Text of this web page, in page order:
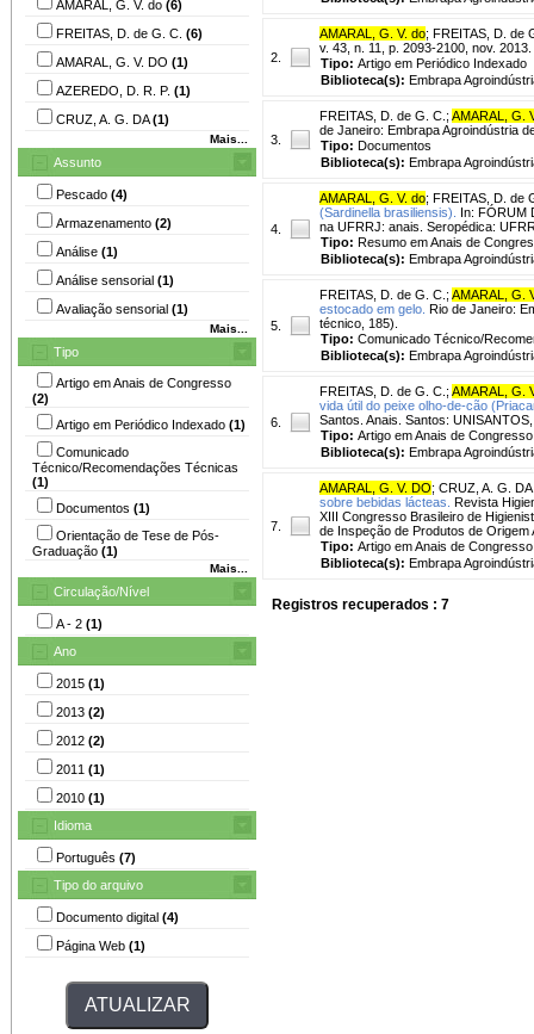
AMARAL, G. V. do (6)
FREITAS, D. de G. C. (6)
AMARAL, G. V. DO (1)
AZEREDO, D. R. P. (1)
CRUZ, A. G. DA(1)
Mais...
Assunto
Pescado (4)
Armazenamento (2)
Análise (1)
Análise sensorial (1)
Avaliação sensorial (1)
Mais...
Tipo
Artigo em Anais de Congresso
(2)
Artigo em Periódico Indexado (1)
Comunicado
Técnico/Recomendações Técnicas
(1)
Documentos (1)
Orientação de Tese de Pós-
Graduação (1)
Mais...
Circulação/Nível
A - 2 (1)
Ano
2015 (1)
2013 (2)
2012 (2)
2011 (1)
2010 (1)
Idioma
Português (7)
Tipo do arquivo
Documento digital (4)
Página Web (1)
2.
AMARAL, G. V. do; FREITAS, D. de
v. 43, n. 11, p. 2093-2100, nov. 2013.
Tipo: Artigo em Periódico Indexado
Biblioteca(s): Embrapa
3.
FREITAS, D. de G. C. ; AMARAL, G.
de Janeiro: Embrapa Agroindústria
Tipo: Documentos
Biblioteca(s): Embrapa
4.
AMARAL, G. V. do; FREITAS, D. de
(Sardinella brasiliensis).
In: FÓRUM
na UFRRJ: anais. Seropédica:
Tipo: Resumo em Anais de
Biblioteca(s): Embrapa
5.
FREITAS, D. de G. C. ; AMARAL, G.
estocado em gelo. Rio de Janeiro:
técnico, 185).
Tipo: Comunicado Técnico/
Biblioteca(s): Embrapa
6.
FREITAS, D. de G. C. ; AMARAL, G.
vida útil do peixe olho-de-cão
Santos. Anais. Santos:
Tipo: Artigo em Anais de Congresso
Biblioteca(s): Embrapa
7.
AMARAL, G. V. DO; CRUZ, A. G. DA
sobre bebidas lácteas. Revista
XIII Congresso Brasileiro de
de Inspeção de Produtos de Origem
Tipo: Artigo em Anais de Congresso
Biblioteca(s): Embrapa
Registros recuperados : 7